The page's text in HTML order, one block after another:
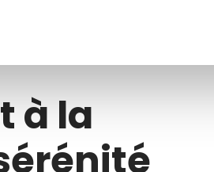
à la